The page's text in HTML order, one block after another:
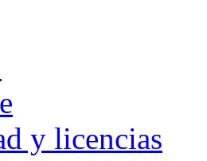
y licencias